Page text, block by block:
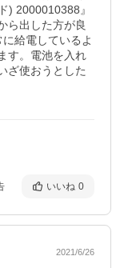
) 2000010388』
ら出した方が良
給電しているよ
す。電池を入れ
ざ使おうとした
いいね 0
2021/6/26